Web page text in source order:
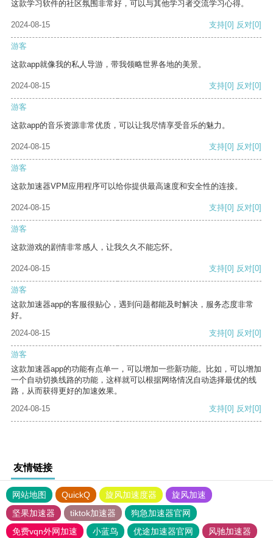
这款学习软件的社区氛围非常好，可以与其他学习者交流学习心得。
2024-08-15 支持[0] 反对[0]
游客
这款app就像我的私人导游，带我领略世界各地的美景。
2024-08-15 支持[0] 反对[0]
游客
这款app的音乐资源非常优质，可以让我尽情享受音乐的魅力。
2024-08-15 支持[0] 反对[0]
游客
这款加速器VPM应用程序可以给你提供最高速度和安全性的连接。
2024-08-15 支持[0] 反对[0]
游客
这款游戏的剧情非常感人，让我久久不能忘怀。
2024-08-15 支持[0] 反对[0]
游客
这款加速器app的客服很贴心，遇到问题都能及时解决，服务态度非常
好。
2024-08-15
支持[0] 反对[0]
游客
这款加速器app的功能有点单一，可以增加一些新功能。比如，可以增加
一个自动切换线路的功能，这样就可以根据网络情况自动选择最优的线
路，从而获得更好的加速效果。
2024-08-15
支持[0] 反对[0]
友情链接
网站地图 QuickQ 旋风加速度器
旋风加速
坚果加速器
tiktok加速器
狗急加速器官网
免费vqn外网加速
小蓝鸟 优途加速器官网
风驰加速器